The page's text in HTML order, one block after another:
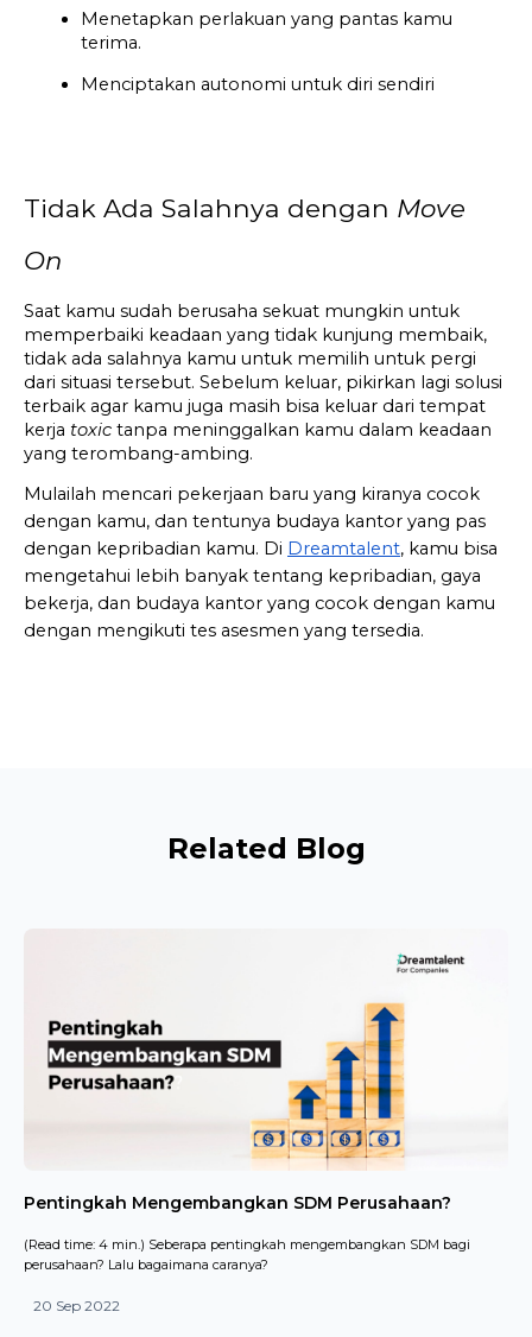
Menetapkan perlakuan yang pantas kamu
terima.
Menciptakan autonomi untuk diri sendiri
Tidak Ada Salahnya dengan Move
On
Saat kamu sudah berusaha sekuat mungkin untuk
memperbaiki keadaan yang tidak kunjung membaik,
tidak ada salahnya kamu untuk memilih untuk pergi
dari situasi tersebut. Sebelum keluar, pikirkan lagi solusi
terbaik agar kamu juga masih bisa keluar dari tempat
kerja toxic tanpa meninggalkan kamu dalam keadaan
yang terombang-ambing.
Mulailah mencari pekerjaan baru yang kiranya cocok
dengan kamu, dan tentunya budaya kantor yang pas
dengan kepribadian kamu. Di Dreamtalent, kamu bisa
mengetahui lebih banyak tentang kepribadian, gaya
bekerja, dan budaya kantor yang cocok dengan kamu
dengan mengikuti tes asesmen yang tersedia.
Related Blog
Pentingkah Mengembangkan SDM Perusahaan?
(Read time: 4 min.) Seberapa pentingkah mengembangkan SDM bagi
perusahaan? Lalu bagaimana caranya?
20 Sep 2022